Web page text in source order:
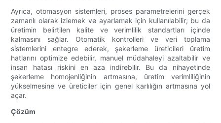
Ayrıca, otomasyon sistemleri, proses parametrelerini gerçek
zamanlı olarak izlemek ve ayarlamak için kullanılabilir; bu da
üretimin belirtilen kalite ve verimlilik standartları içinde
kalmasını sağlar. Otomatik kontrolleri ve veri toplama
sistemlerini entegre ederek, şekerleme üreticileri üretim
hatlarını optimize edebilir, manuel müdahaleyi azaltabilir ve
insan hatası riskini en aza indirebilir. Bu da nihayetinde
şekerleme homojenliğinin artmasına, üretim verimliliğinin
yükselmesine ve üreticiler için genel karlılığın artmasına yol
açar.
Çözüm